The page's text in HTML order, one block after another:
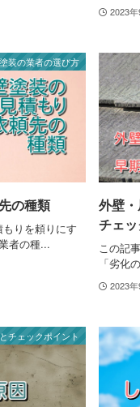
2023
装の業者の選び方
の種類
りを頼りにす
者の種...
外壁
チェ
この記
「劣化
2023
チェックポイント